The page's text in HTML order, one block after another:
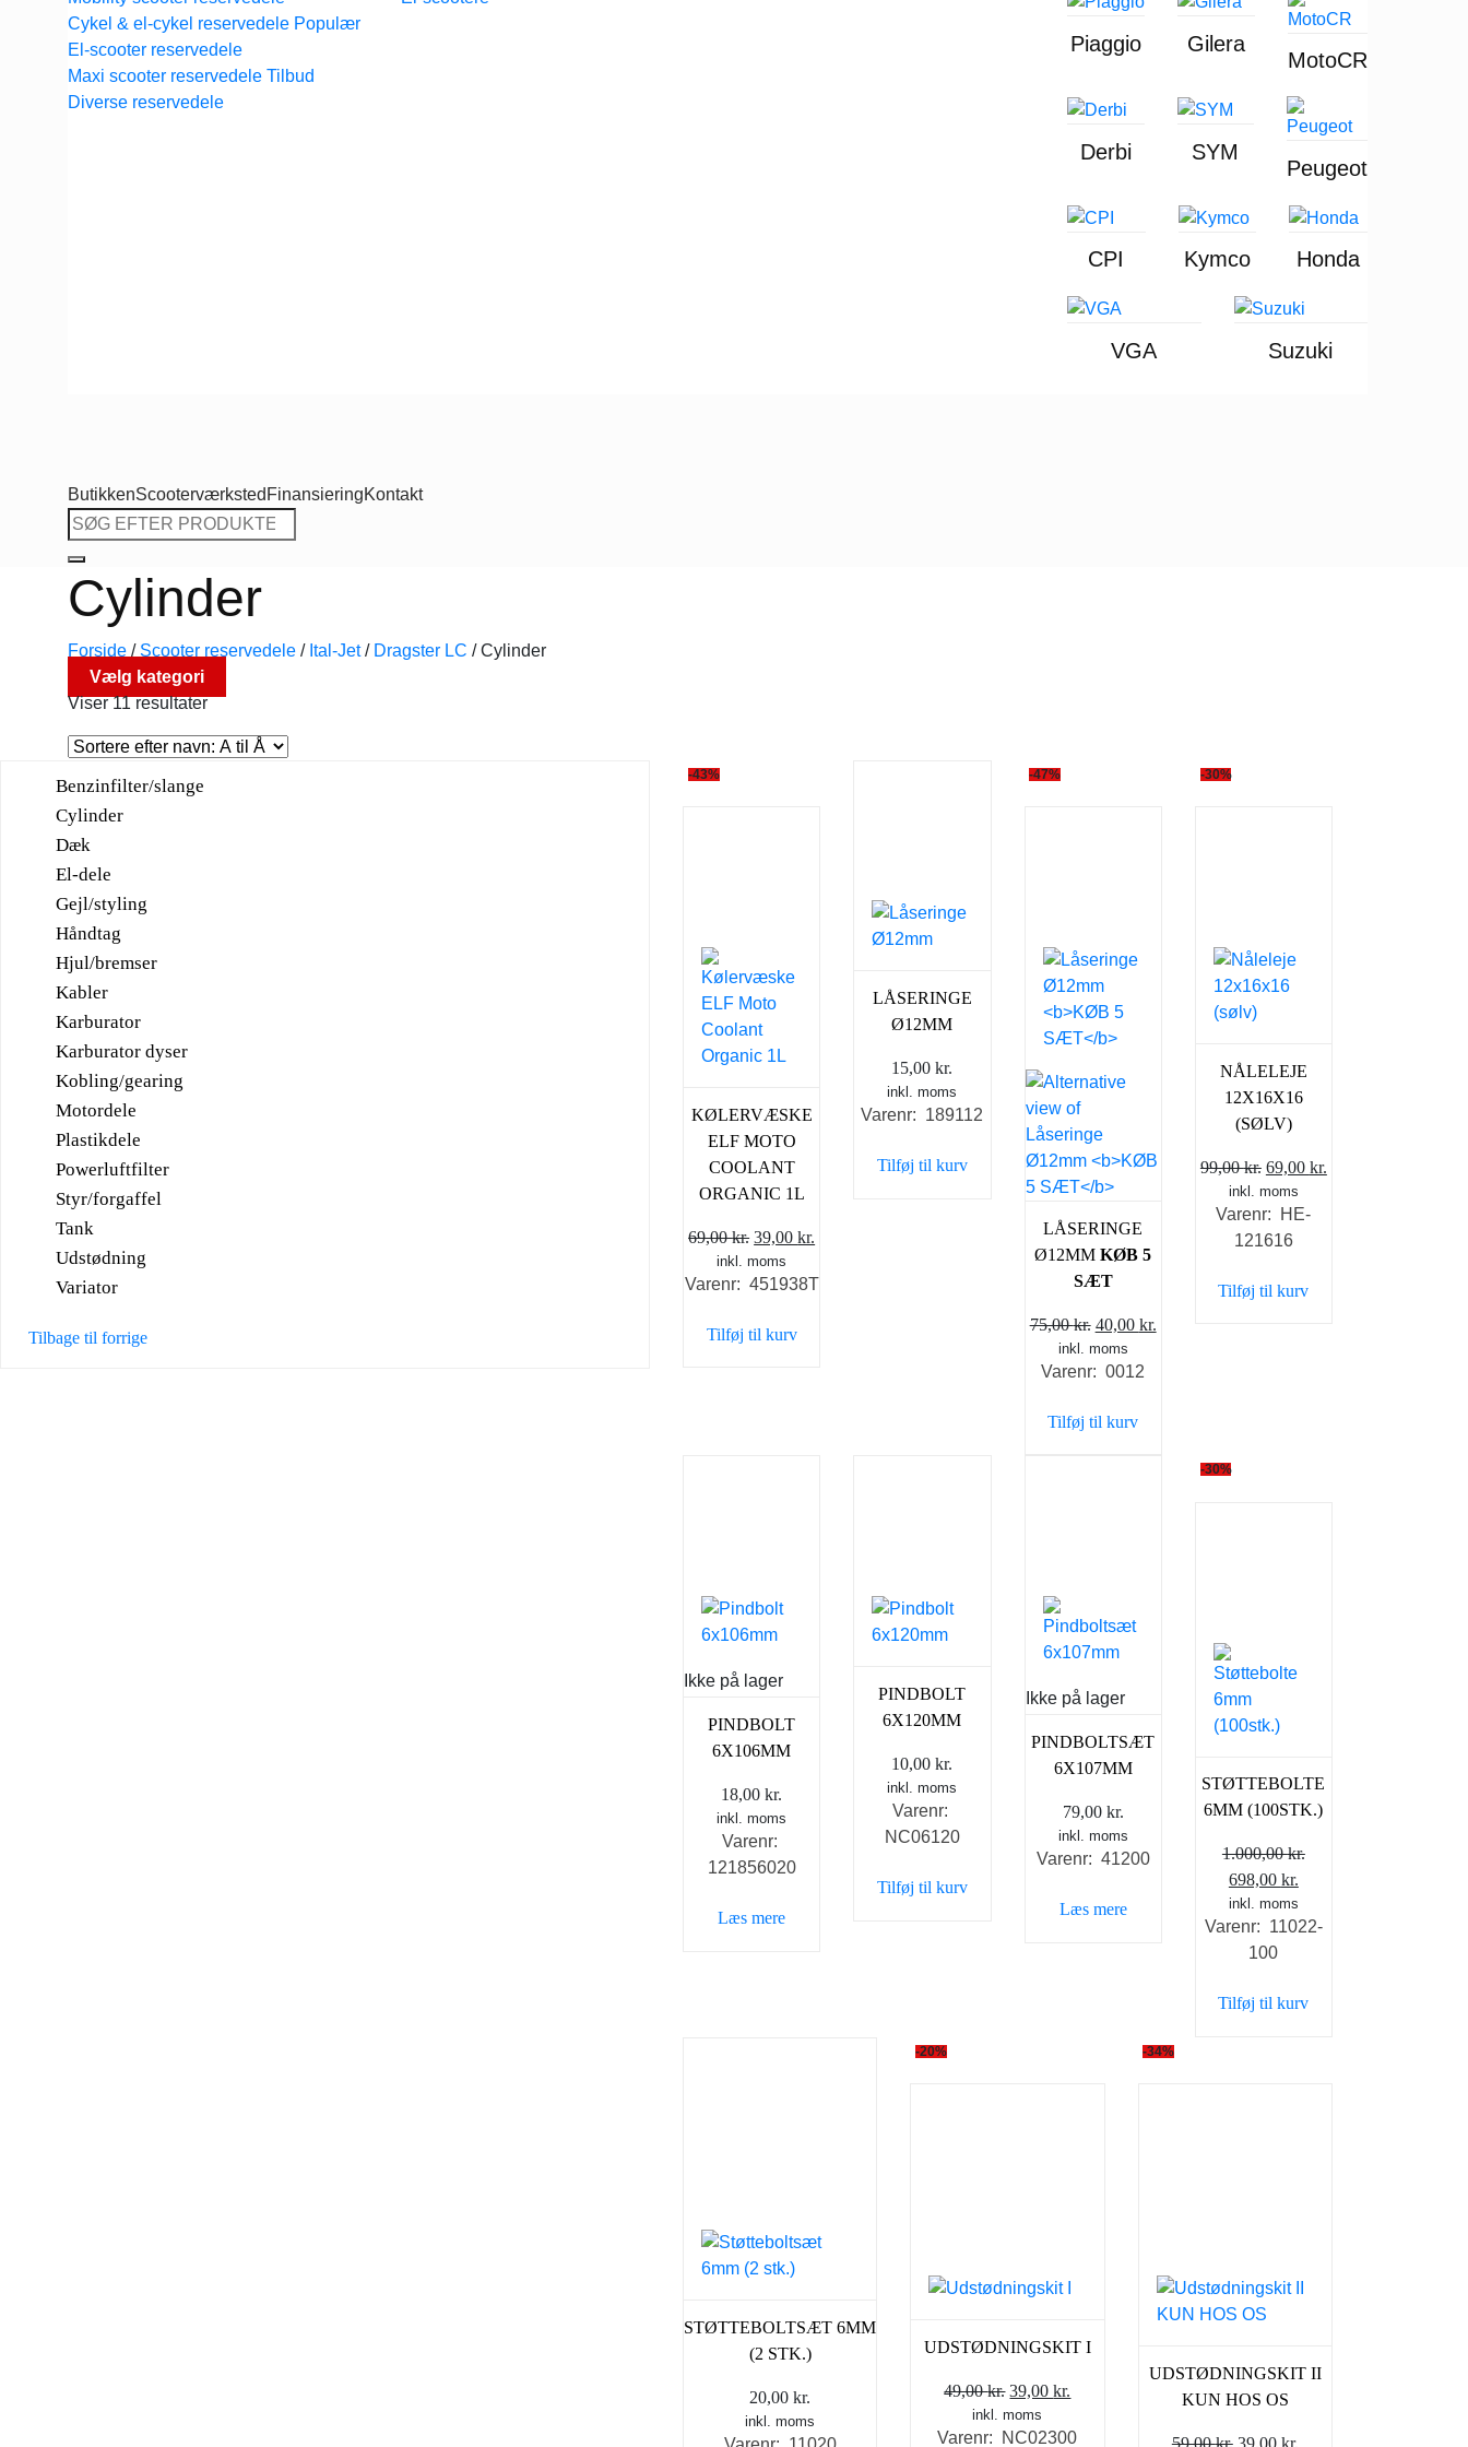
Cykel & el-cykel reservedele
El-scooter reservedele
Maxi scooter reservedele
Diverse reservedele
Piaggio Gilera
MotoCR
Derbi SYM
Peugeot
CPI Kymco Honda
VGA Suzuki
ButikkenScooterværksted FinansieringKontakt
Søg
efter:
Cylinder
Forside / Scooter reservedele / Ital-Jet / Dragster LC /Cylinder
Vælg kategori
Viser 11 resultater
Benzinfilter/slange
Cylinder
Dæk
El-dele
Gejl/styling
Håndtag
Hjul/bremser
Kabler
Karburator
Karburator dyser
Kobling/gearing
Motordele
Plastikdele
Powerluftfilter
Styr/forgaffel
Tank
Udstødning
Variator
Tilbage til forrige
-43%
KØLERVÆSKE
ELF MOTO
COOLANT
ORGANIC 1L
69,00kr. Den
oprindelige
pris
69,00 kr..
39,00kr.
pris
inkl. moms
Varenr: 451938T
Tilføj til kurv
LÅSERINGE
Ø12MM
15,00kr.
inkl. moms
Varenr: 189112
Tilføj til kurv
-47%
LÅSERINGE
Ø12MMKØB 5
SÆT
75,00kr. Den
oprindelige
pris
75,00 kr..
40,00 kr.
inkl. moms
Varenr: 0012
Tilføj til kurv
-30%
NÅLELEJE
12X16X16
(SØLV)
99,00kr. Den
oprindelige
pris
var:
69,00 kr.
inkl. moms
Varenr: HE-
121616
Tilføj til kurv
Ikke på lager
PINDBOLT
6X106MM
18,00kr.
inkl. moms
Varenr:
121856020
Læs mere
PINDBOLT
6X120MM
10,00kr.
inkl. moms
Varenr:
NC06120
Tilføj til kurv
Ikke på lager
PINDBOLTSÆT
6X107MM
79,00 kr.
inkl. moms
Varenr: 41200
Læs mere
-30%
STØTTEBOLTE
6MM (100STK.)
1.000,00kr.
Den
oprindelige
pris
var:
698,00 kr.
aktuelle
pris
inkl. moms
Varenr: 11022-
100
Tilføj til kurv
STØTTEBOLTSÆT 6MM
(2 STK.)
20,00kr.
inkl. moms
-20%
UDSTØDNINGSKIT I
49,00kr. Den
oprindelige
pris
39,00kr.
pris
inkl. moms
Varenr: NC02300
-34%
UDSTØDNINGSKIT II
KUN HOS OS
59,00kr. Den
39,00 kr.